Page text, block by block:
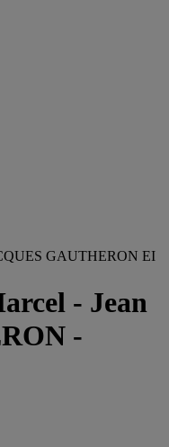
GAUTHERON EI
- Jean
-